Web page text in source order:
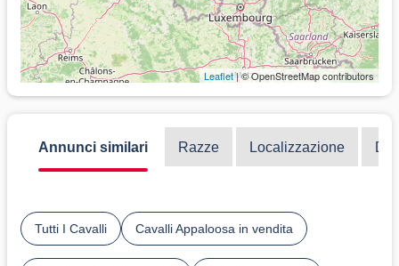
Leaflet| © OpenStreetMap contributors
Annunci similari Razze Localizzazione
Tutti I Cavalli Cavalli Appaloosa in vendita